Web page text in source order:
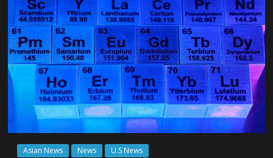
Asian News News U.S News